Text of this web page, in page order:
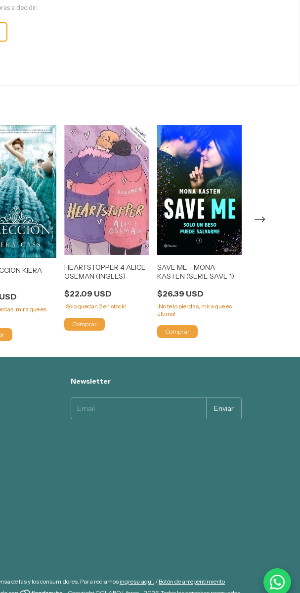
a decidir.
KIERA
mira que es
HEARTSTOPPER 4 ALICE
OSEMAN (INGLES)
$22.09 USD
¡Solo quedan2 en stock!
SAVE ME - MONA
KASTEN (SERIE SAVE 1)
$26.39 USD
¡No te lo pierdas, mira que es
último!
Newsletter
de las y los consumidores. Para reclamos ingresa aquí. / Botón de arrepentimiento